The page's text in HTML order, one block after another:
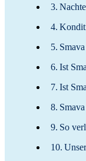
Ist
Ist
So